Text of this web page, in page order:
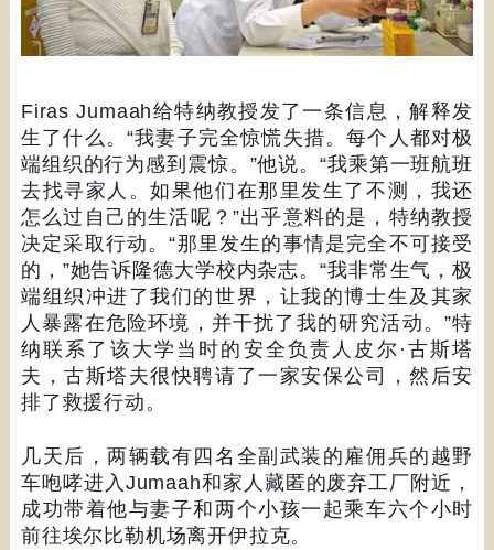
Firas Jumaah给特纳教授发了一条信息，解释发
生了什么。 “我妻子完全惊慌失措。每个人都对极
端组织的行为感到震惊。 ”他说。“我乘第一班航班
去找寻家人。如果他们在那里发生了不测，我还
怎么过自己的生活呢？ ”出乎意料的是，特纳教授
决定采取行动。“那里发生的事情是完全不可接受
的， ”她告诉隆德大学校内杂志。“我非常生气，极
端组织冲进了我们的世界，让我的博士生及其家
人暴露在危险环境，并干扰了我的研究活动。”特
纳联系了该大学当时的安全负责人皮尔 · 古斯塔
夫，古斯塔夫很快聘请了一家安保公司，然后安
排了救援行动。
几天后，两辆载有四名全副武装的雇佣兵的越野
车咆哮进入 Jumaah和家人藏匿的废弃工厂附近，
成功带着他与妻子和两个小孩一起乘车六个小时
前往埃尔比勒机场离开伊拉克。